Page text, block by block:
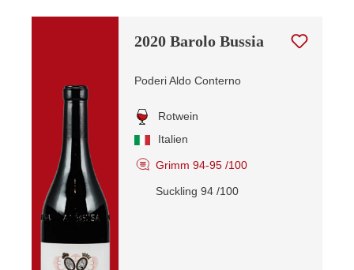
2020 Barolo Bussia
Poderi Aldo Conterno
Rotwein
Italien
Grimm 94-95 /100
Suckling 94 /100